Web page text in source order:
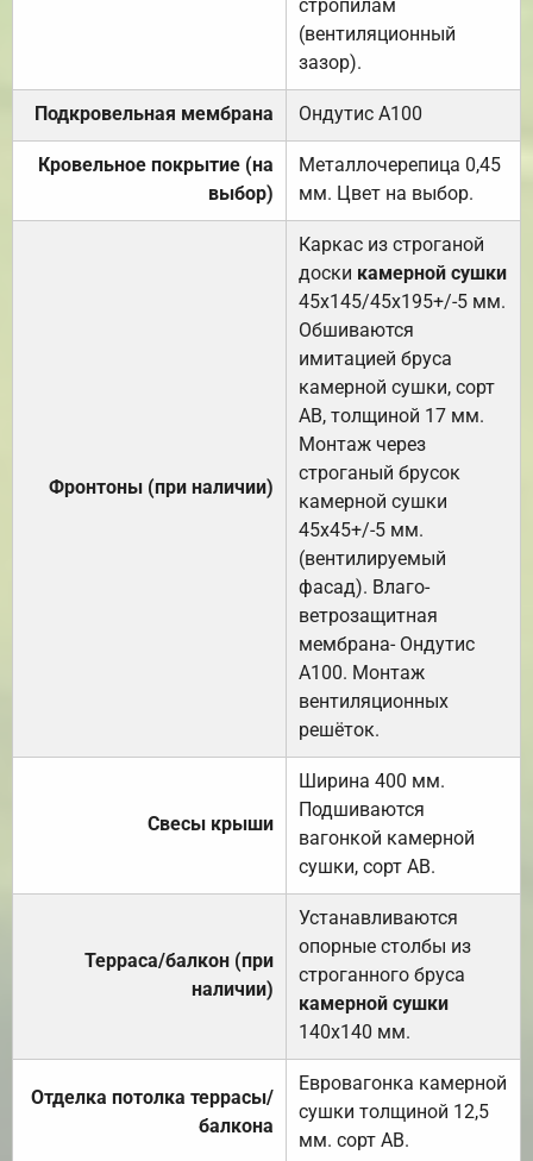
стропилам
(вентиляционный
зазор).
Подкровельная мембрана Ондутис А100
Кровельное покрытие (на
выбор)
Металлочерепица 0,45
мм. Цвет на выбор.
Фронтоны (при наличии)
Каркас из строганой
доски камерной сушки
45х145/45х195+/-5 мм.
Обшиваются
имитацией бруса
камерной сушки, сорт
АВ, толщиной 17 мм.
Монтаж через
строганый брусок
камерной сушки
45х45+/-5 мм.
(вентилируемый
фасад). Влаго-
ветрозащитная
мембрана- Ондутис
А100. Монтаж
вентиляционных
решёток.
Свесы крыши
Ширина 400 мм.
Подшиваются
вагонкой камерной
сушки, сорт АВ.
Терраса/балкон (при
наличии)
Устанавливаются
опорные столбы из
строганного бруса
камерной сушки
140х140 мм.
Отделка потолка террасы/
балкона
Евровагонка камерной
сушки толщиной 12,5
мм. сорт АВ.